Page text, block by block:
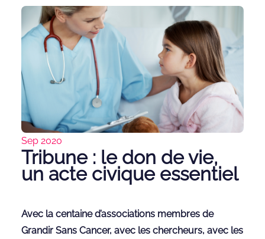
Sep 2020
Tribune : le don de vie,
un acte civique essentiel
Avec la centaine d’associations membres de
Grandir Sans Cancer, avec les chercheurs, avec les